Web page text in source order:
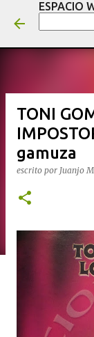
ESPACIO
TONI
gamuza
escrito por Juanjo